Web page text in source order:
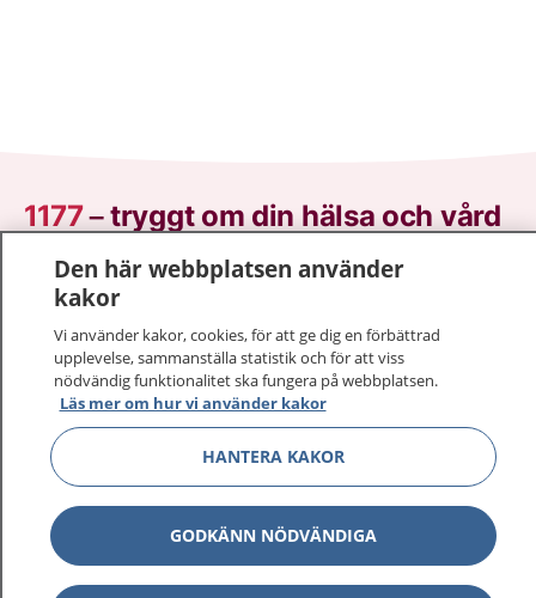
1177–tryggt om din hälsa och vård
På 1177.se får du råd om hälsa och information om
sjukdomar och vilka mottagningar du kan kontakta.
Logga in för att läsa din journal och göra dina
vårdärenden. Ring telefonnummer 1177 för
sjukvårdsrådgivning dygnet runt.
1177 ger dig råd när du vill må bättre.
Visa
Den här webbplatsen använder
kakor
Vi använder kakor, cookies, för att ge dig en förbättrad
upplevelse, sammanställa statistik och för att viss
nödvändig funktionalitet ska fungera på webbplatsen.
Läs mer om hur vi använder kakor
HANTERA KAKOR
GODKÄNN NÖDVÄNDIGA